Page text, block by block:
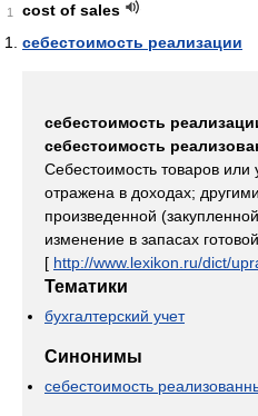
1
cost of sales
себестоимость реализации
себестоимость
себестоимость
Себестоимость товаров или
отражена в доходах;
произведенной
изменение в запасах
[ http://www.lexikon.ru/dict/
Тематики
бухгалтерский учет
Синонимы
себестоимость